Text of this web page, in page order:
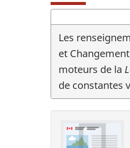
Les
et
moteurs de la
de constantes